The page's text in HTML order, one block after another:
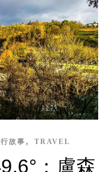
故事 , TRAVEL
：盧森